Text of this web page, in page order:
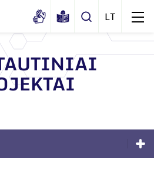
ir akreditavimo pažymėjimai
skyriai